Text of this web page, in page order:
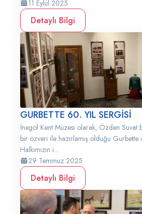
11 Eylül 2025
Detaylı Bilgi
GURBETTE 60. YIL SERGİSİ
İnegöl Kent Müzesi olarak, Özden Suvat
bir özveri ile hazırlamış olduğu Gurbette
Halkımızın i...
29 Temmuz 2025
Detaylı Bilgi